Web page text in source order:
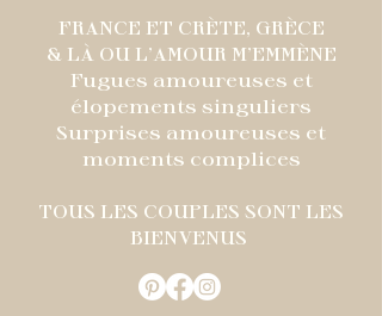
FRANCE ET CRÈTE, GRÈCE
& LÀ OU L'AMOUR M'EMMÈNE
Fugues amoureuses et
élopements singuliers
Surprises amoureuses et
moments complices
TOUS LES COUPLES SONT LES
BIENVENUS